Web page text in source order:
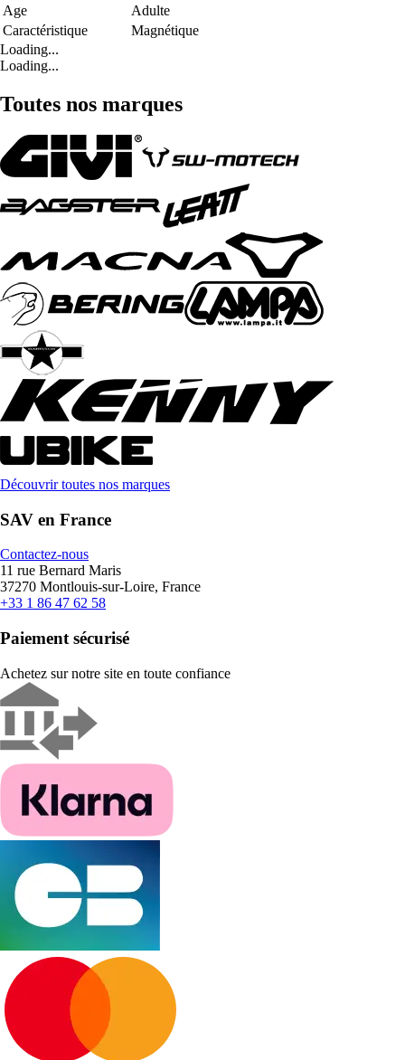
Age
Adulte
Caractéristique
Magnétique
Loading...
Loading...
Toutes nos marques
Découvrir toutes nos marques
SAV en France
Contactez-nous
11 rue Bernard Maris
37270 Montlouis-sur-Loire, France
+33 1 86 47 62 58
Paiement sécurisé
Achetez sur notre site en toute confiance